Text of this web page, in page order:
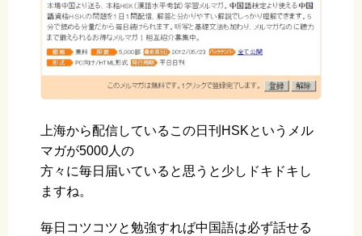
上海から配信しているこの日刊HSKというメル
マガが5000人の
方々に毎日届いていると思うと少しドキドキし
ますね。
毎日コツコツと勉強すれば中国語は必ず話せる